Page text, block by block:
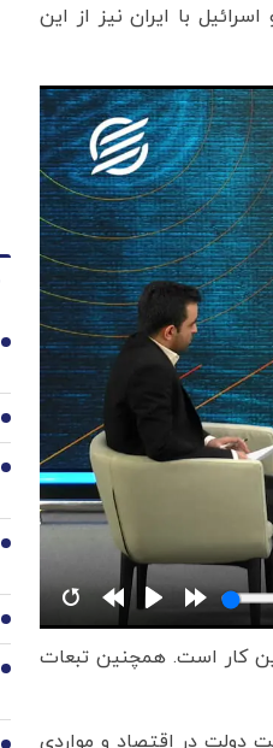
با ایران نیز از این
کار است. همچنین تبعات
دولت در اقتصاد و مواردی
1
2
3
4
5
6